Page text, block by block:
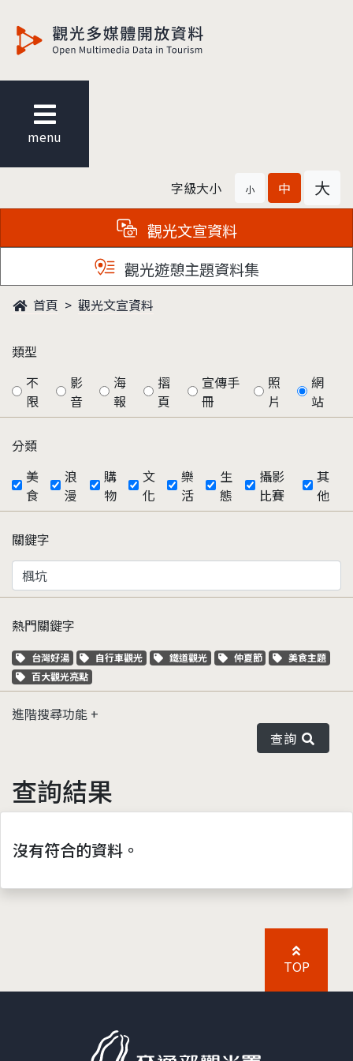
menu
字級大小 小 中 大
觀光文宣資料
觀光遊憩主題資料集
首頁 觀光文宣資料
類型
不
限
影
音
海
報
摺
頁
宣傳手
冊
照
片
網
站
分類
美
食
浪
漫
購
物
文
化
樂
活
生
態
攝影
比賽
其
他
關鍵字
熱門關鍵字
關鍵字標籤
台灣好湯 關鍵字標籤
自行車觀光 關鍵字標籤
鐵道觀光 關鍵字標籤
仲夏節 關鍵字標籤
美食主題
關鍵字標籤
百大觀光亮點
進階搜尋功能
查詢
查詢結果
沒有符合的資料。
TOP